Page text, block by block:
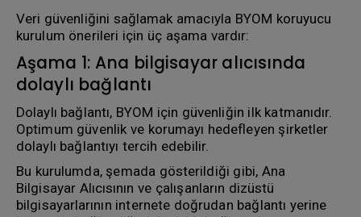
Veri güvenliğini sağlamak amacıyla BYOM koruyucu
kurulum önerileri için üç aşama vardır:
Aşama 1: Ana bilgisayar alıcısında
dolaylı bağlantı
Dolaylı bağlantı, BYOM için güvenliğin ilk katmanıdır.
Optimum güvenlik ve korumayı hedefleyen şirketler
dolaylı bağlantıyı tercih edebilir.
Bu kurulumda, şemada gösterildiği gibi, Ana
Bilgisayar Alıcısının ve çalışanların dizüstü
bilgisayarlarının internete doğrudan bağlantı yerine